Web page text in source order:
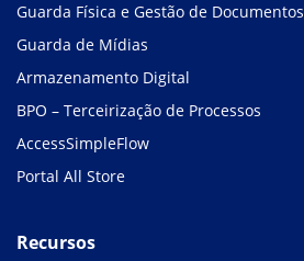
Guarda Física e Gestão de Documentos
Guarda de Mídias
Armazenamento Digital
BPO – Terceirização de Processos
AccessSimpleFlow
Portal All Store
Recursos